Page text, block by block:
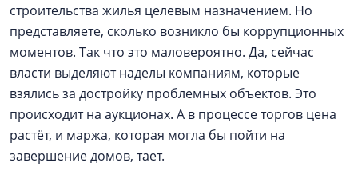
строительства жилья целевым назначением. Но
представляете, сколько возникло бы коррупционных
моментов. Так что это маловероятно. Да, сейчас
власти выделяют наделы компаниям, которые
взялись за достройку проблемных объектов. Это
происходит на аукционах. А в процессе торгов цена
растёт, и маржа, которая могла бы пойти на
завершение домов, тает.